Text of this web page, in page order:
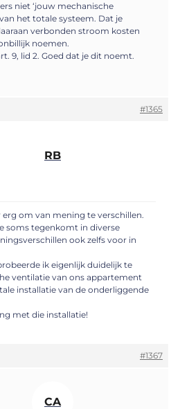
niet ‘jouw mechanische
het totale systeem. Dat je
verbonden stroom kosten
noemen.
9, lid 2. Goed dat je dit noemt.
#1365
RB
erg om van mening te verschillen.
soms tegenkomt in diverse
ook zelfs voor in
ik eigenlijk duidelijk te
ventilatie van ons appartement
installatie van de onderliggende
met die installatie!
#1367
CA